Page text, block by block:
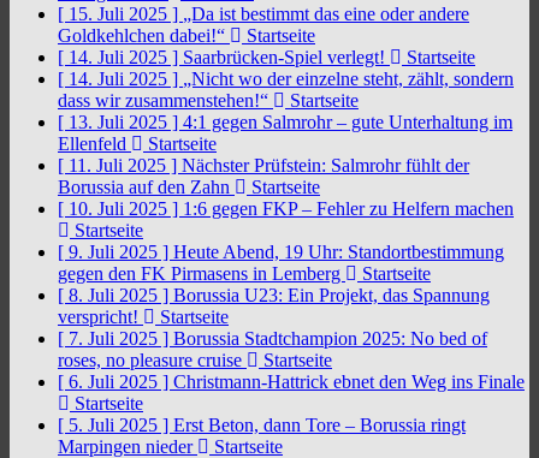
[ 15. Juli 2025 ] „Da ist bestimmt das eine oder andere
Goldkehlchen dabei!“
Startseite
[ 14. Juli 2025 ] Saarbrücken-Spiel verlegt!
Startseite
[ 14. Juli 2025 ] „Nicht wo der einzelne steht, zählt, sondern
dass wir zusammenstehen!“
Startseite
[ 13. Juli 2025 ] 4:1 gegen Salmrohr – gute Unterhaltung im
Ellenfeld
Startseite
[ 11. Juli 2025 ] Nächster Prüfstein: Salmrohr fühlt der
Borussia auf den Zahn
Startseite
[ 10. Juli 2025 ] 1:6 gegen FKP – Fehler zu Helfern machen
Startseite
[ 9. Juli 2025 ] Heute Abend, 19 Uhr: Standortbestimmung
gegen den FK Pirmasens in Lemberg
Startseite
[ 8. Juli 2025 ] Borussia U23: Ein Projekt, das Spannung
verspricht!
Startseite
[ 7. Juli 2025 ] Borussia Stadtchampion 2025: No bed of
roses, no pleasure cruise
Startseite
[ 6. Juli 2025 ] Christmann-Hattrick ebnet den Weg ins Finale
Startseite
[ 5. Juli 2025 ] Erst Beton, dann Tore – Borussia ringt
Marpingen nieder
Startseite